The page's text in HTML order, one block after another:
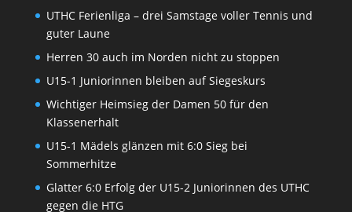
UTHC Ferienliga – drei Samstage voller Tennis und
guter Laune
Herren 30 auch im Norden nicht zu stoppen
U15-1 Juniorinnen bleiben auf Siegeskurs
Wichtiger Heimsieg der Damen 50 für den
Klassenerhalt
U15-1 Mädels glänzen mit 6:0 Sieg bei
Sommerhitze
Glatter 6:0 Erfolg der U15-2 Juniorinnen des UTHC
gegen die HTG